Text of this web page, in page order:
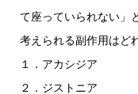
て座っていられない」
考えられる副作用はど
１．アカシジア
２．ジストニア